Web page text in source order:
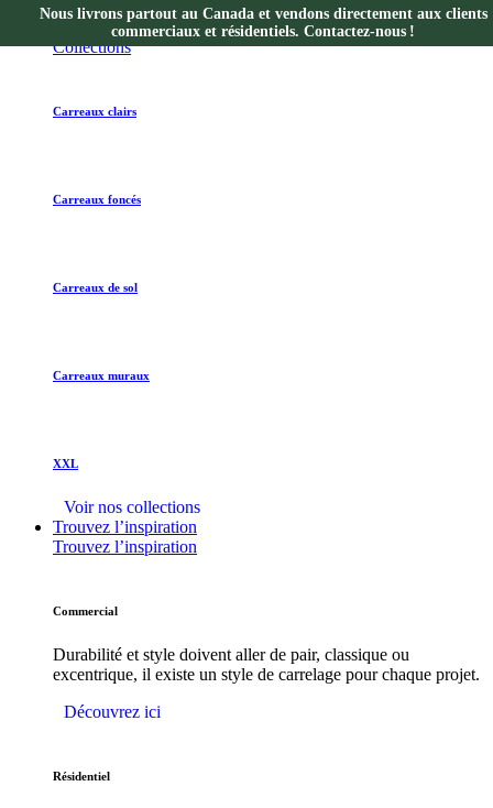
Nous livrons partout au Canada et vendons directement aux clients
commerciaux et résidentiels. Contactez-nous !
Collections
Collections
Carreaux clairs
Carreaux foncés
Carreaux de sol
Carreaux muraux
XXL
Voir nos collections
Trouvez l’inspiration
Trouvez l’inspiration
Commercial
Durabilité et style doivent aller de pair, classique ou
excentrique, il existe un style de carrelage pour chaque projet.
Découvrez ici
Résidentiel